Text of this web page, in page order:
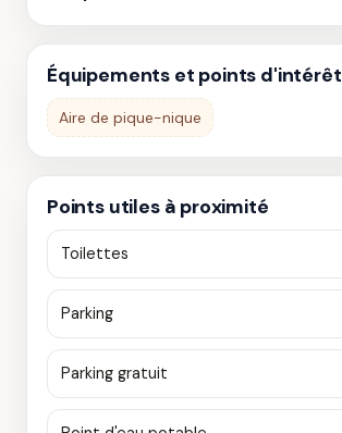
Équipements et points d'intérêt
Aire de pique-nique
Points utiles à proximité
Toilettes
Parking
Parking gratuit